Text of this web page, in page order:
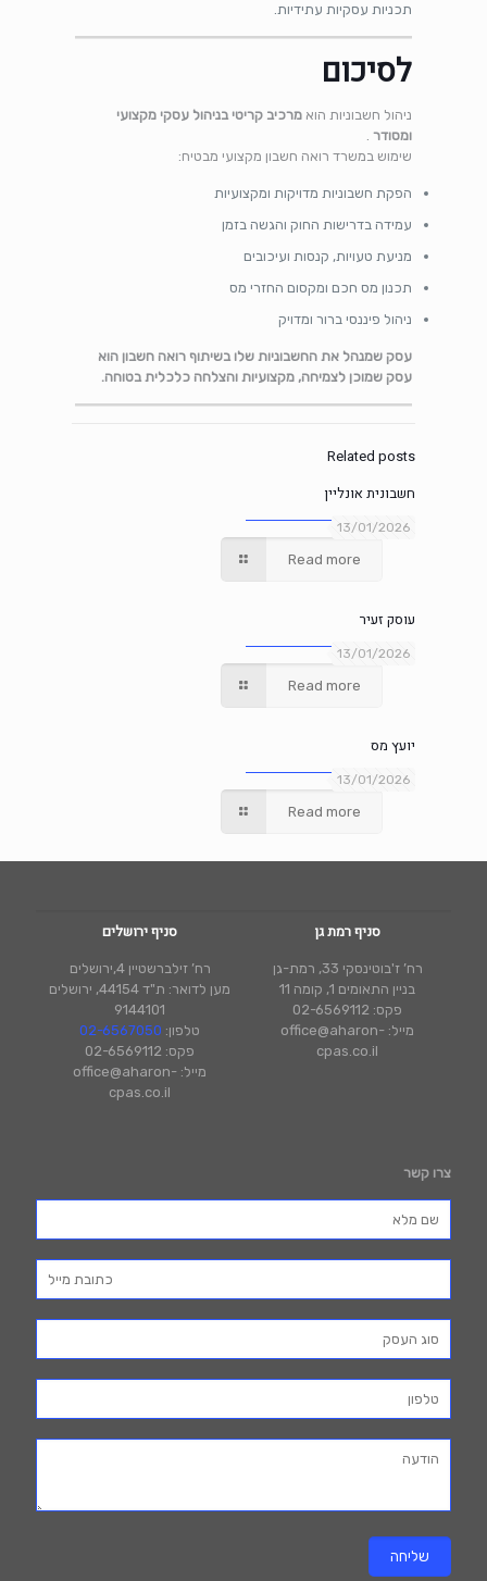
תכניות עסקיות עתידיות.
לסיכום
ניהול חשבוניות הואמרכיב קריטי בניהול עסקי מקצועי
ומסודר .
שימוש במשרד רואה חשבון מקצועי מבטיח:
הפקת חשבוניות מדויקות ומקצועיות
עמידה בדרישות החוק והגשה בזמן
מניעת טעויות, קנסות ועיכובים
תכנון מס חכם ומקסום החזרי מס
ניהול פיננסי ברור ומדויק
עסק שמנהל את החשבוניות שלו בשיתוף רואה חשבון הוא
עסק שמוכן לצמיחה, מקצועיות והצלחה כלכלית בטוחה.
Related posts
13/01/2026
חשבונית אונליין
Read more
13/01/2026
עוסק זעיר
Read more
13/01/2026
יועץ מס
Read more
סניף רמת גן
רח’ ז'בוטינסקי 33, רמת-גן
בניין התאומים 1, קומה 11
פקס: 02-6569112
מייל: office@aharon-
cpas.co.il
סניף ירושלים
רח’ זילברשטיין 4,ירושלים
מען לדואר: ת"ד 44154, ירושלים
9144101
טלפון: 02-6567050
פקס: 02-6569112
מייל: office@aharon-
cpas.co.il
צרו קשר